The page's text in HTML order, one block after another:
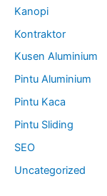
Kanopi
Kontraktor
Kusen Aluminium
Pintu Aluminium
Pintu Kaca
Pintu Sliding
SEO
Uncategorized